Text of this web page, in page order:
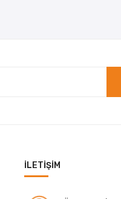
İLETIŞIM